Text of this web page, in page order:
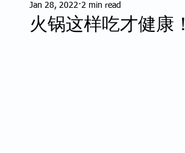
Men Health Others
火锅这样吃才健康！
Jan 28, 2022 2 min read